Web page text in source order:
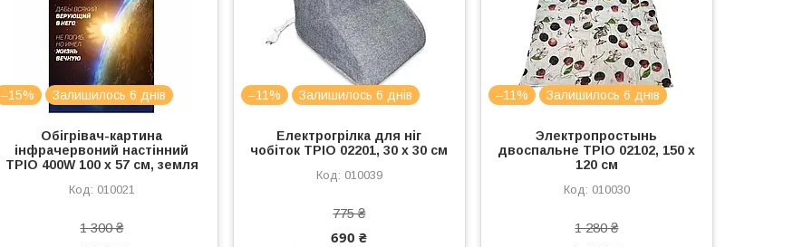
–15% Залишилось 6 днів
Обігрівач-картина
інфрачервоний настінний
ТРІО 400W 100 х 57 см, земля
010021
1 300 ₴
–11% Залишилось 6 днів
Електрогрілка для ніг
чобіток ТРІО 02201, 30 х 30 см
010039
775 ₴
690 ₴
–11% Залишилось 6 днів
Электропростынь
двоспальне ТРІО 02102, 150 х
120 см
010030
1 280 ₴